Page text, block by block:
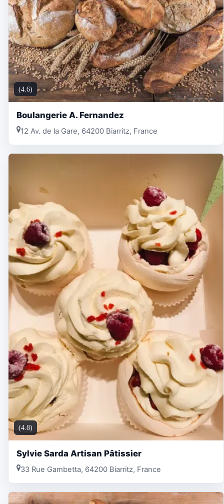
(4.6)
Boulangerie A. Fernandez
12 Av. de la Gare, 64200 Biarritz, France
(4.8)
Sylvie Sarda Artisan Pâtissier
33 Rue Gambetta, 64200 Biarritz, France